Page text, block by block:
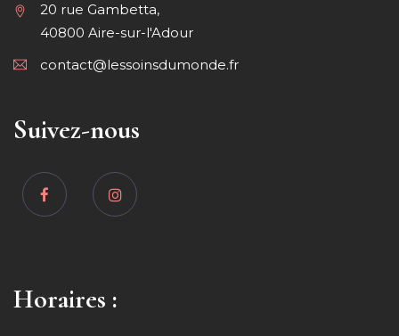
20 rue Gambetta,
40800 Aire-sur-l'Adour
contact@lessoinsdumonde.fr
Suivez-nous
Horaires :